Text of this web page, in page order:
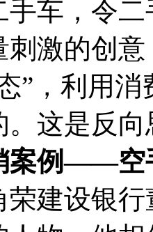
手车，令
的创意
”，利用
。这是反
例——空
设银行